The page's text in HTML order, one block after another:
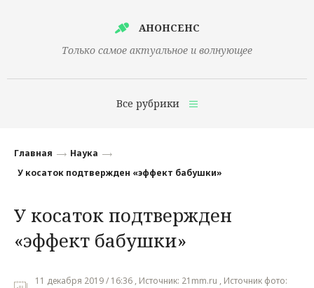
АНОНСЕНС
Только самое актуальное и волнующее
Все рубрики
Финансы
Наука
Культура
Общество
Главная
Наука
У косаток подтвержден «эффект бабушки»
У косаток подтвержден
«эффект бабушки»
11 декабря 2019 / 16:36 , Источник: 21mm.ru , Источник фото: